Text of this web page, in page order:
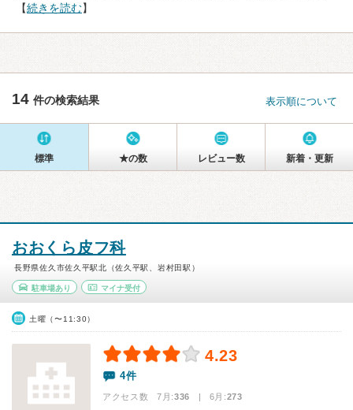
【続きを読む】
14 件の検索結果 表示順について
標準 ★の数 レビュー数 新着・更新
おおくら皮フ科
長野県佐久市佐久平駅北（佐久平駅、岩村田駅）
駐車場あり マイナ受付
土曜（〜11:30）
4.23
4件
アクセス数 7月:336 | 6月:273